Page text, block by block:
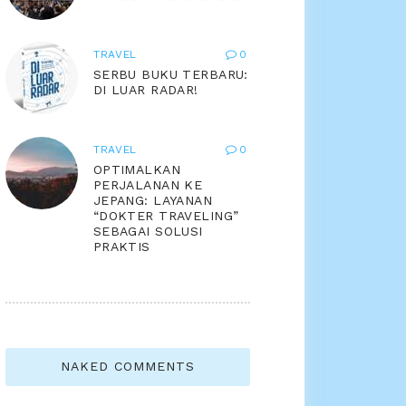
TRAVEL 0
SERBU BUKU TERBARU:
DI LUAR RADAR!
TRAVEL 0
OPTIMALKAN
PERJALANAN KE
JEPANG: LAYANAN
“DOKTER TRAVELING”
SEBAGAI SOLUSI
PRAKTIS
NAKED COMMENTS